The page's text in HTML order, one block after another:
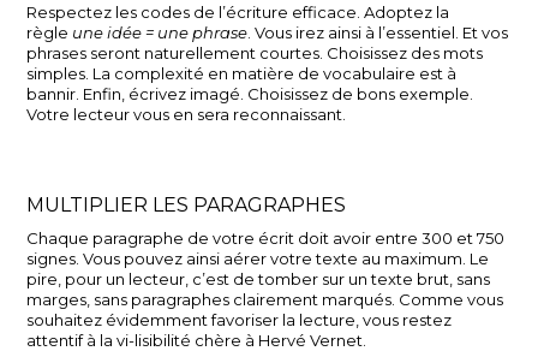
Respectez les codes de l’écriture efficace. Adoptez la
règle une idée = une phrase . Vous irez ainsi à l’essentiel. Et vos
phrases seront naturellement courtes. Choisissez des mots
simples. La complexité en matière de vocabulaire est à
bannir. Enfin, écrivez imagé. Choisissez de bons exemple.
Votre lecteur vous en sera reconnaissant.
MULTIPLIER LES PARAGRAPHES
Chaque paragraphe de votre écrit doit avoir entre 300 et 750
signes. Vous pouvez ainsi aérer votre texte au maximum. Le
pire, pour un lecteur, c’est de tomber sur un texte brut, sans
marges, sans paragraphes clairement marqués. Comme vous
souhaitez évidemment favoriser la lecture, vous restez
attentif à la vi-lisibilité chère à Hervé Vernet.